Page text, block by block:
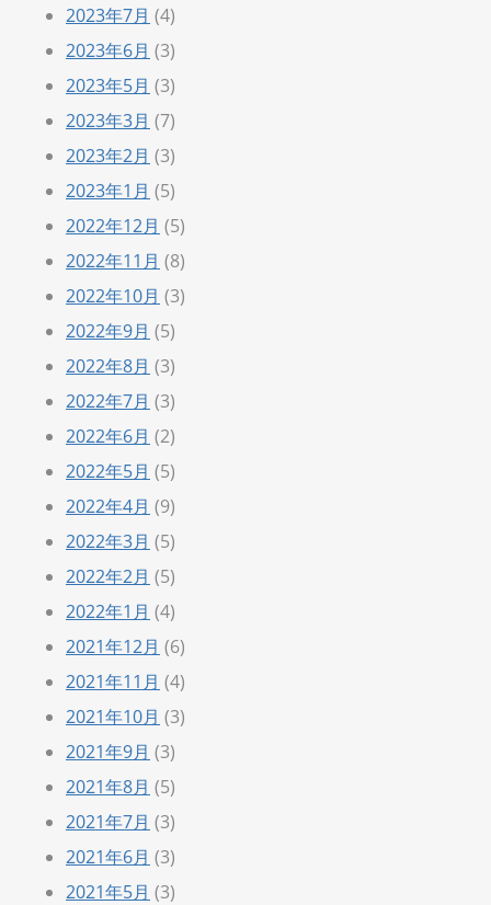
2023年7月 (4)
2023年6月 (3)
2023年5月 (3)
2023年3月 (7)
2023年2月 (3)
2023年1月 (5)
2022年12月 (5)
2022年11月 (8)
2022年10月 (3)
2022年9月 (5)
2022年8月 (3)
2022年7月 (3)
2022年6月 (2)
2022年5月 (5)
2022年4月 (9)
2022年3月 (5)
2022年2月 (5)
2022年1月 (4)
2021年12月 (6)
2021年11月 (4)
2021年10月 (3)
2021年9月 (3)
2021年8月 (5)
2021年7月 (3)
2021年6月 (3)
2021年5月 (3)